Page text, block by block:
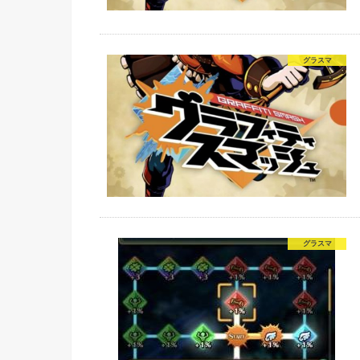
グラスマ
グラスマ